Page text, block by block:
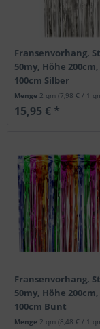
Fransenvorhang,
50my, Höhe
100cm Silber
Menge 2 qm(7,98 € / 1
15,95 € *
Fransenvorhang,
50my, Höhe
100cm Bunt
Menge 2 qm(8,48 € / 1